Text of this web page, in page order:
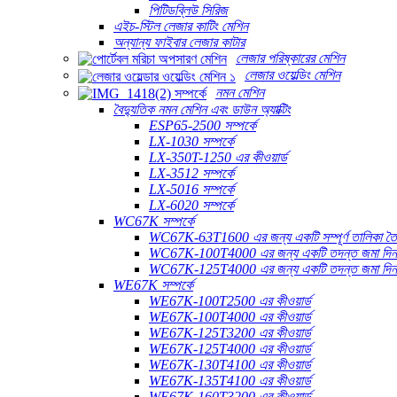
পিটিডব্লিউ সিরিজ
এইচ-স্টিল লেজার কাটিং মেশিন
অন্যান্য ফাইবার লেজার কাটার
লেজার পরিষ্কারের মেশিন
লেজার ওয়েল্ডিং মেশিন
নমন মেশিন
বৈদ্যুতিক নমন মেশিন এবং ডাউন অ্যাক্টিং
ESP65-2500 সম্পর্কে
LX-1030 সম্পর্কে
LX-350T-1250 এর কীওয়ার্ড
LX-3512 সম্পর্কে
LX-5016 সম্পর্কে
LX-6020 সম্পর্কে
WC67K সম্পর্কে
WC67K-63T1600 এর জন্য একটি সম্পূর্ণ তালিকা
WC67K-100T4000 এর জন্য একটি তদন্ত জমা
WC67K-125T4000 এর জন্য একটি তদন্ত জমা
WE67K সম্পর্কে
WE67K-100T2500 এর কীওয়ার্ড
WE67K-100T4000 এর কীওয়ার্ড
WE67K-125T3200 এর কীওয়ার্ড
WE67K-125T4000 এর কীওয়ার্ড
WE67K-130T4100 এর কীওয়ার্ড
WE67K-135T4100 এর কীওয়ার্ড